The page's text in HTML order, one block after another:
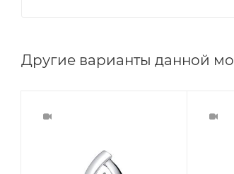
Другие варианты данной